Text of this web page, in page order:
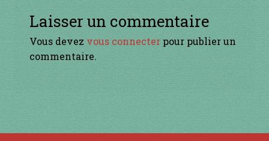
Comment fabriquer une guimbarde….
Comment jouer de la guimbarde….
Laisser un commentaire
Vous devez vous connecterpour publier un
commentaire.